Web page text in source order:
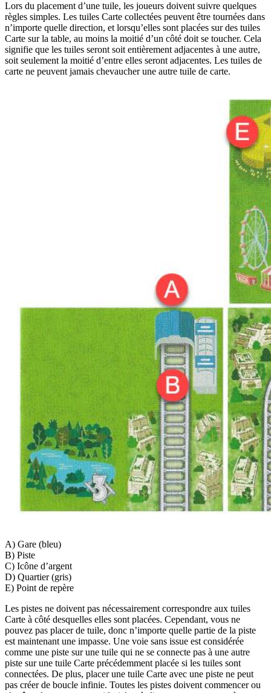
Lors du placement d’une tuile, les joueurs doivent suivre quelques
règles simples. Les tuiles Carte collectées peuvent être tournées dans
n’importe quelle direction, et lorsqu’elles sont placées sur des tuiles
Carte sur la table, au moins la moitié d’un côté doit se toucher. Cela
signifie que les tuiles seront soit entièrement adjacentes à une autre,
soit seulement la moitié d’entre elles seront adjacentes. Les tuiles de
carte ne peuvent jamais chevaucher une autre tuile de carte.
A) Gare (bleu)
B) Piste
C) Icône d’argent
D) Quartier (gris)
E) Point de repère
Les pistes ne doivent pas nécessairement correspondre aux tuiles
Carte à côté desquelles elles sont placées. Cependant, vous ne
pouvez pas placer de tuile, donc n’importe quelle partie de la piste
est maintenant une impasse. Une voie sans issue est considérée
comme une piste sur une tuile qui ne se connecte pas à une autre
piste sur une tuile Carte précédemment placée si les tuiles sont
connectées. De plus, placer une tuile Carte avec une piste ne peut
pas créer de boucle infinie. Toutes les pistes doivent commencer ou